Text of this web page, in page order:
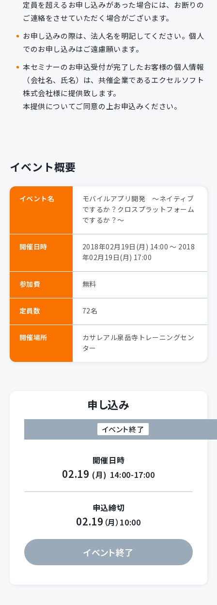
定員を超えるお申し込みがあった場合には、お断りの
ご連絡をさせていただく場合がございます。
お申し込みの際は、法人名を明記してください。個人
でのお申し込みはご遠慮願います。
本セミナーのお申込受付が完了したお客様の個人情報
（会社名、氏名）は、共催企業であるエクセルソフト
株式会社様に提供致します。
本提供についてご同意の上お申込みください。
イベント概要
イベント名
モバイルアプリ開発 ～ネイティブ
でするか？クロスプラットフォーム
でするか？～
開催日時
2018年02月19日(月) 14:00 〜 2018
年02月19日(月) 17:00
参加費 無料
定員数 72名
開催場所
カサレアル泉岳寺トレーニングセン
ター
申し込み
イベント終了
開催日時
02.19 (月) 14:00-17:00
申込締切
02.19 （月）10:00
イベント終了